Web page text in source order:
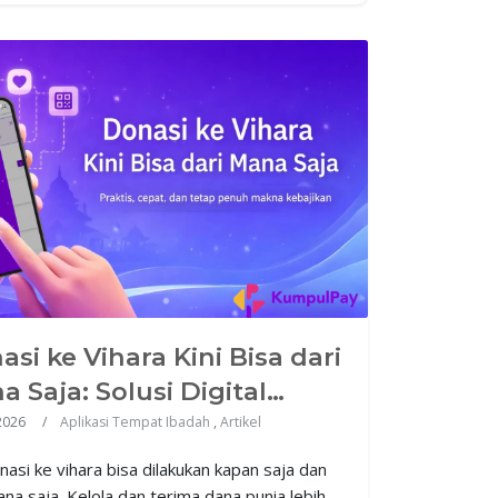
ke Vihara Kini Bisa dari
Saja: Solusi Digital
Umat Modern
Aplikasi Tempat Ibadah , Artikel
ke vihara bisa dilakukan kapan saja dan